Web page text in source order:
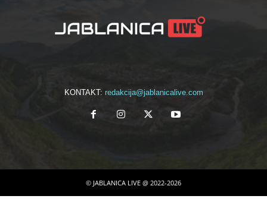
KONTAKT: redakcija@jablanicalive.com
© JABLANICA LIVE @ 2022-2026